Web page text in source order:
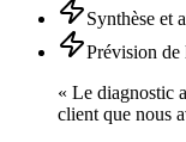
Synthèse et
Prévision de
« Le diagnostic
client que nous